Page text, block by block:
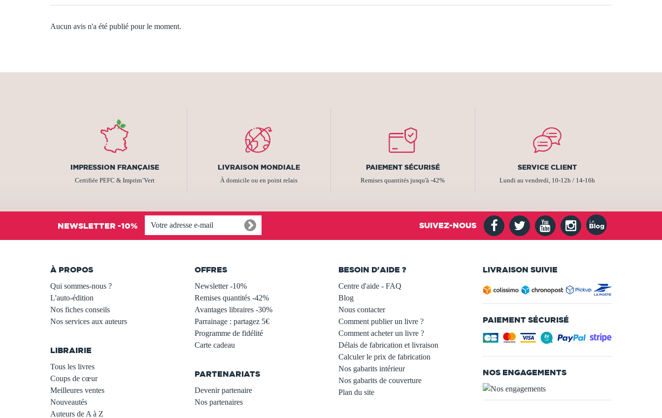
Aucun avis n'a été publié pour le moment.
IMPRESSION FRANÇAISE
Certifiée PEFC & Imprim’Vert
LIVRAISON MONDIALE
À domicile ou en point relais
PAIEMENT SÉCURISÉ
Remises quantités jusqu'à -42%
SERVICE CLIENT
Lundi au vendredi, 10-12h / 14-16h
NEWSLETTER -10% SUIVEZ-NOUS
À PROPOS
Qui sommes-nous ?
L'auto-édition
Nos fiches conseils
Nos services aux auteurs
LIBRAIRIE
Tous les livres
Coups de cœur
Meilleures ventes
Nouveautés
Auteurs de A à Z
OFFRES
Newsletter -10%
Remises quantités -42%
Avantages libraires -30%
Parrainage : partagez 5€
Programme de fidélité
Carte cadeau
PARTENARIATS
Devenir partenaire
Nos partenaires
BESOIN D'AIDE ?
Centre d'aide - FAQ
Blog
Nous contacter
Comment publier un livre ?
Comment acheter un livre ?
Délais de fabrication et livraison
Calculer le prix de fabrication
Nos gabarits intérieur
Nos gabarits de couverture
Plan du site
LIVRAISON SUIVIE
PAIEMENT SÉCURISÉ
NOS ENGAGEMENTS